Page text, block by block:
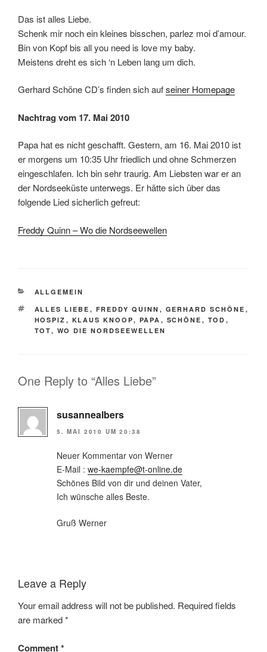
Das ist alles Liebe.
Schenk mir noch ein kleines bisschen, parlez moi d’amour.
Bin von Kopf bis all you need is love my baby.
Meistens dreht es sich ‘n Leben lang um dich.
Gerhard Schöne CD’s finden sich aufseiner Homepage
Nachtrag vom 17. Mai 2010
Papa hat es nicht geschafft. Gestern, am 16. Mai 2010 ist
er morgens um 10:35 Uhr friedlich und ohne Schmerzen
eingeschlafen. Ich bin sehr traurig. Am Liebsten war er an
der Nordseeküste unterwegs. Er hätte sich über das
folgende Lied sicherlich gefreut:
Freddy Quinn – Wo die Nordseewellen
CATEGORIES
ALLGEMEIN
TAGS
ALLES LIEBE , FREDDY QUINN , GERHARD SCHÖNE ,
HOSPIZ , KLAUS KNOOP, PAPA , SCHÖNE , TOD ,
TOT, WO DIE NORDSEEWELLEN
One Reply to “Alles Liebe”
susannealbers
5. MAI 2010 UM 20:38
Neuer Kommentar von Werner
E-Mail : we-kaempfe@t-online.de
Schönes Bild von dir und deinen Vater,
Ich wünsche alles Beste.
Gruß Werner
Leave a Reply
Your email address will not be published. Required fields
are marked*
Comment*